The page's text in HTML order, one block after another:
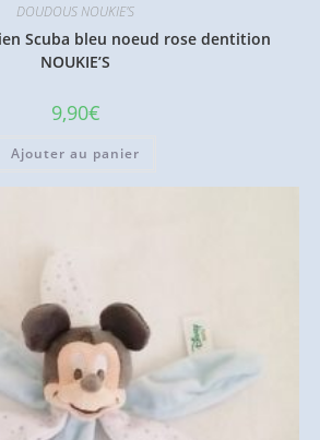
DOUDOUS NOUKIE'S
Scuba bleu noeud rose dentition
NOUKIE’S
9,90€
Ajouter au panier